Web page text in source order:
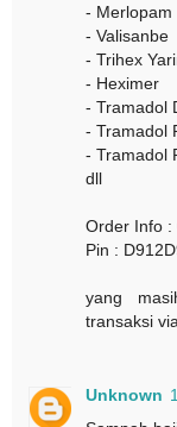
- Merlopam
- Valisanbe
- Trihex
- Heximer
- Tramadol
- Tramadol
- Tramadol
dll
Order Info
Pin :
yang
transaksi
Unknown